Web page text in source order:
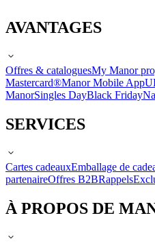
AVANTAGES
Offres & cataloguesMy Manor
Mastercard®Manor Mobile App
ManorSingles DayBlack Friday
SERVICES
Cartes cadeauxEmballage de
partenaireOffres B2BRappels
À PROPOS DE